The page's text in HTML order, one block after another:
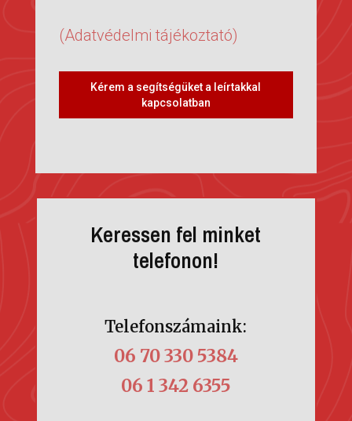
(Adatvédelmi tájékoztató)
Kérem a segítségüket a leírtakkal
kapcsolatban
Keressen fel minket
telefonon!
Telefonszámaink:
06 70 330 5384
06 1 342 6355